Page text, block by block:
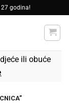
27 godina!
ili obuće